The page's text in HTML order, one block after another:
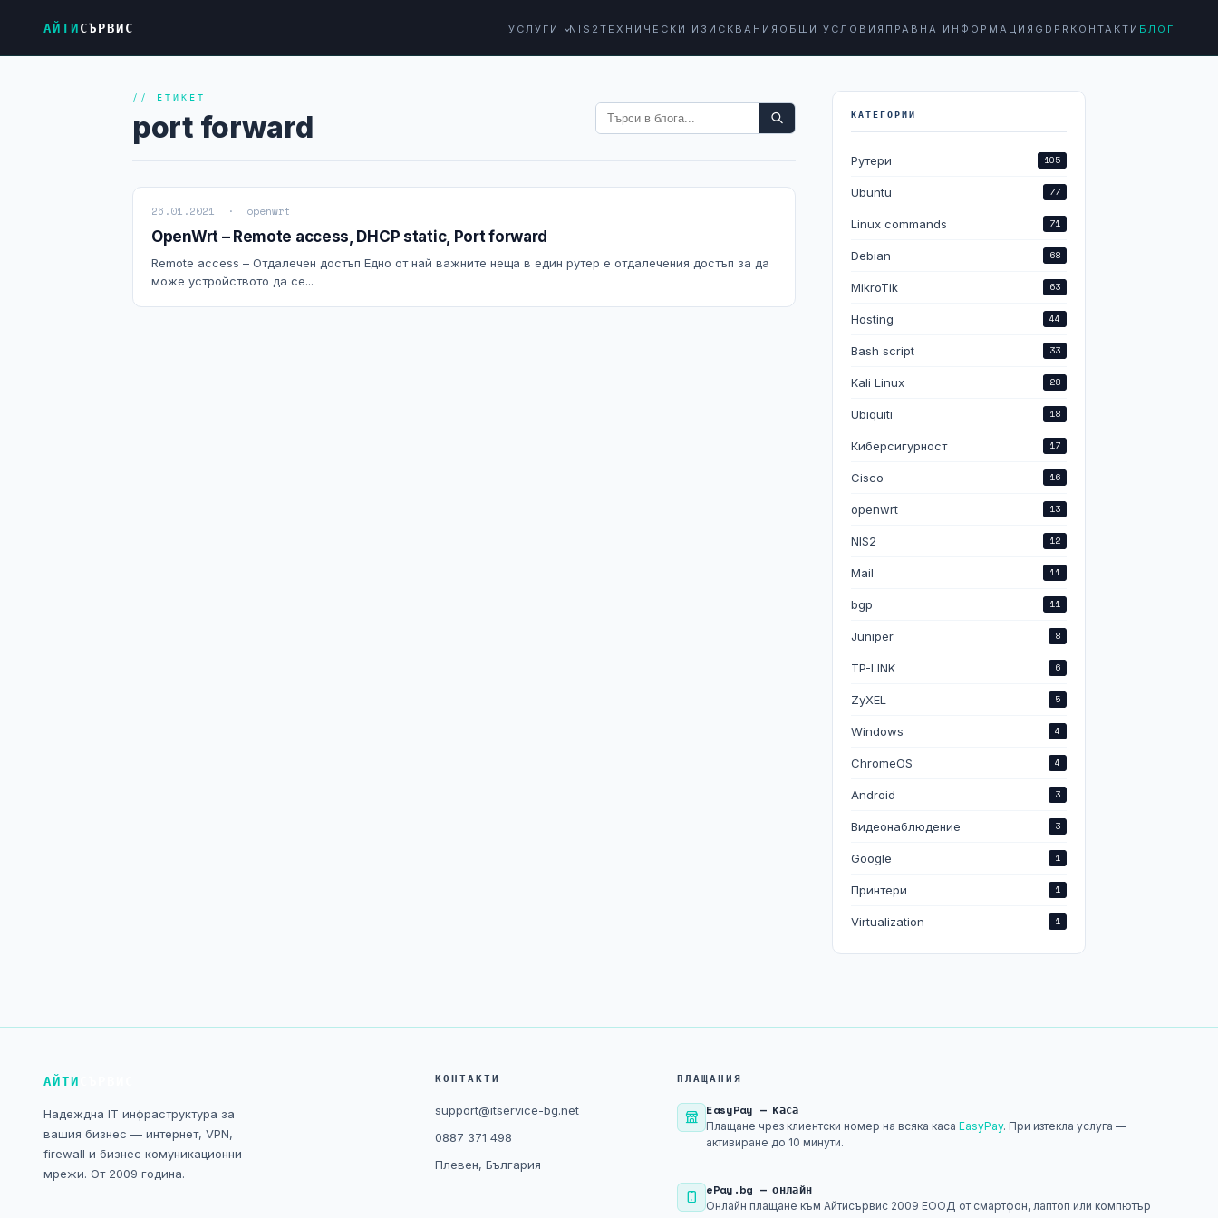
АЙТИСЪРВИС УСЛУГИ NIS2 ТЕХНИЧЕСКИ ИЗИСКВАНИЯ ОБЩИ УСЛОВИЯ ПРАВНА ИНФОРМАЦИЯ GDPR КОНТАКТИ БЛОГ
// ЕТИКЕТ
port forward
26.01.2021 · openwrt
OpenWrt – Remote access, DHCP static, Port forward
Remote access – Отдалечен достъп Едно от най важните неща в един рутер е отдалечения достъп за да
може устройството да се...
КАТЕГОРИИ
Рутери 105
Ubuntu 77
Linux commands 71
Debian 68
MikroTik 63
Hosting 44
Bash script 33
Kali Linux 28
Ubiquiti 18
Киберсигурност 17
Cisco 16
openwrt 13
NIS2 12
Mail 11
bgp 11
Juniper 8
TP-LINK 6
ZyXEL 5
Windows 4
ChromeOS 4
Android 3
Видеонаблюдение 3
Google 1
Принтери 1
Virtualization 1
АЙТИ
Надеждна IT инфраструктура за
вашия бизнес — интернет, VPN,
firewall и бизнес комуникационни
мрежи. От 2009 година.
КОНТАКТИ
support@itservice-bg.net
0887 371 498
Плевен, България
ПЛАЩАНИЯ
EasyPay — каса
Плащане чрез клиентски номер на всяка касаEasyPay. При изтекла услуга —
активиране до 10 минути.
ePay.bg — онлайн
Онлайн плащане към Айтисървис 2009 ЕООД от смартфон, лаптоп или компютър